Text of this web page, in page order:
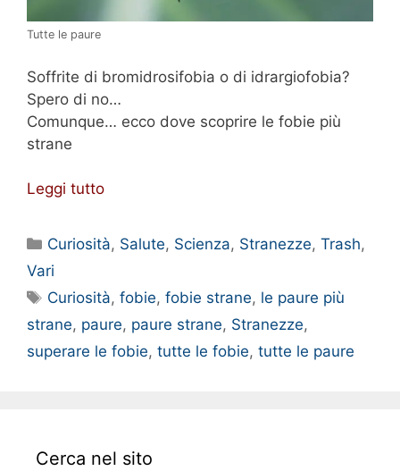
Tutte le paure
Soffrite di bromidrosifobia o di idrargiofobia?
Spero di no…
Comunque… ecco dove scoprire le fobie più
strane
Leggi tutto
Categorie
Curiosità, Salute, Scienza, Stranezze,Trash,
Vari
Tag
Curiosità,fobie,fobie strane, le paure più
strane, paure, paure strane, Stranezze,
superare le fobie, tutte le fobie, tutte le paure
Cerca nel sito